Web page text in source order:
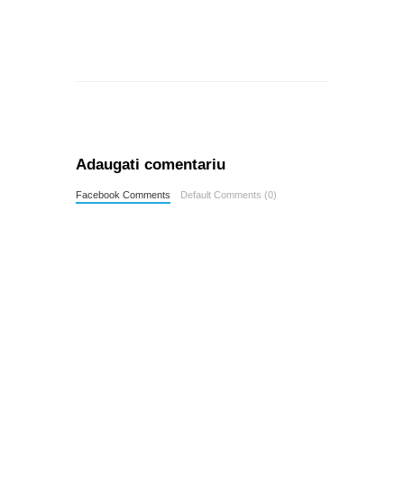
Adaugati comentariu
Facebook Comments Default Comments (0)